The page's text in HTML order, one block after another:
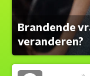
Brandende
veranderen?